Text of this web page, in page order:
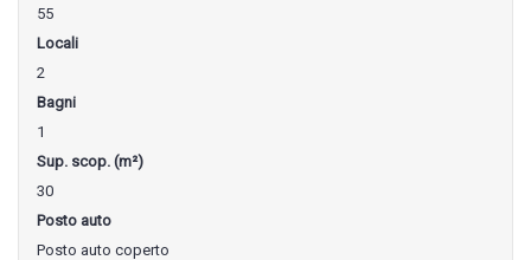
55
Locali
2
Bagni
1
Sup. scop. (m²)
30
Posto auto
Posto auto coperto